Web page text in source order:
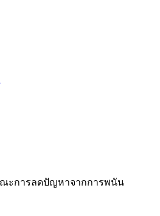
ะการลดปัญหาจากการพนัน